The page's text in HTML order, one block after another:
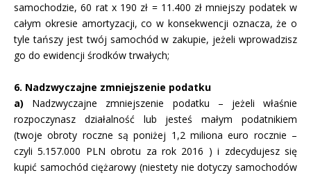
samochodzie, 60 rat x 190 zł = 11.400 zł mniejszy podatek w
całym okresie amortyzacji, co w konsekwencji oznacza, że o
tyle tańszy jest twój samochód w zakupie, jeżeli wprowadzisz
go do ewidencji środków trwałych;
6. Nadzwyczajne zmniejszenie podatku
a) Nadzwyczajne zmniejszenie podatku – jeżeli właśnie
rozpoczynasz działalność lub jesteś małym podatnikiem
(twoje obroty roczne są poniżej 1,2 miliona euro rocznie –
czyli 5.157.000 PLN obrotu za rok 2016 ) i zdecydujesz się
kupić samochód ciężarowy (niestety nie dotyczy samochodów